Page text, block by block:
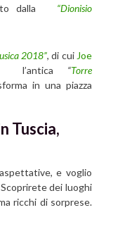
dalla
“Dionisio
2018”, di cui Joe
l’antica “Torre
in una piazza
Tuscia,
e voglio
dei luoghi
ricchi di sorprese.